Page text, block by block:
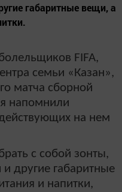
габаритные вещи, а
FIFA,
семьи «Казан»,
матча сборной
напомнили
на нем
с собой зонты,
другие габаритные
и напитки,